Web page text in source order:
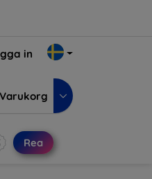
in
Varukorg
Rea